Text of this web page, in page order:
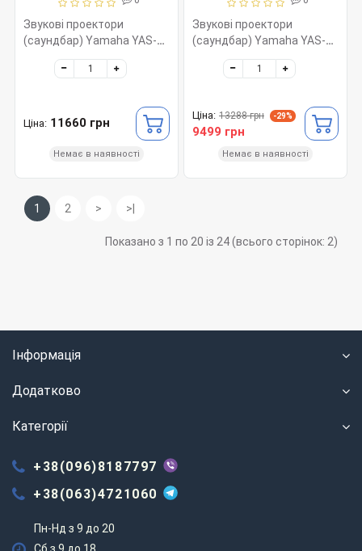
Звукові проектори
(саундбар) Yamaha YAS-
108 Black
Ціна: 11660 грн
Немає в наявності
Звукові проектори
(саундбар) Yamaha YAS-
109 Red
Ціна: 13288 грн -29%
9499 грн
Немає в наявності
1 2 > >|
Показано з 1 по 20 із 24 (всього сторінок: 2)
Інформація
Додатково
Категорії
+38(096)8187797
+38(063)4721060
Пн-Нд з 9 до 20
Сб з 9 до 18